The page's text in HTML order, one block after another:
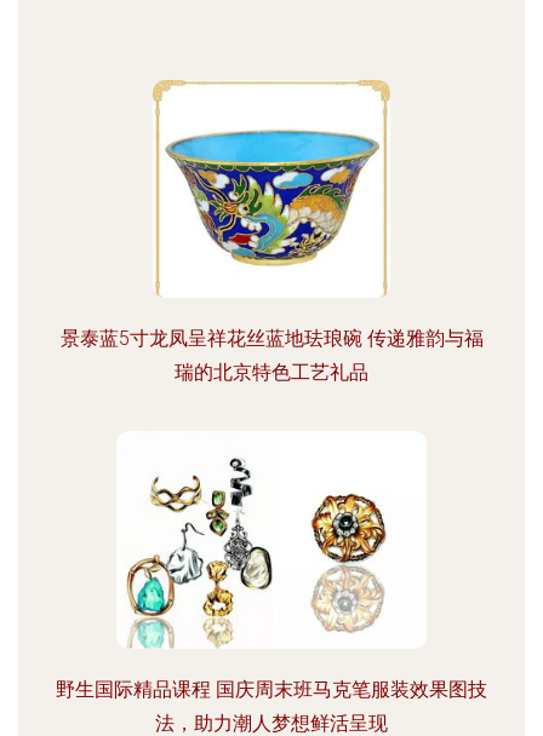
景泰蓝5寸龙凤呈祥花丝蓝地珐琅碗 传递雅韵与福
瑞的北京特色工艺礼品
野生国际精品课程 国庆周末班马克笔服装效果图技
法，助力潮人梦想鲜活呈现